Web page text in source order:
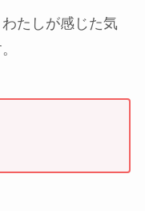
たしが感じた気